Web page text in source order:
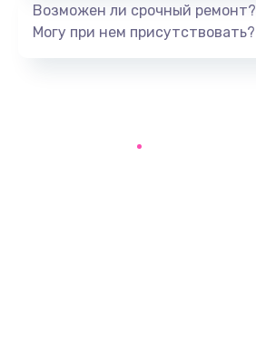
Заказать
Возможен ли срочный ремонт?
Могу при нем присутствовать?